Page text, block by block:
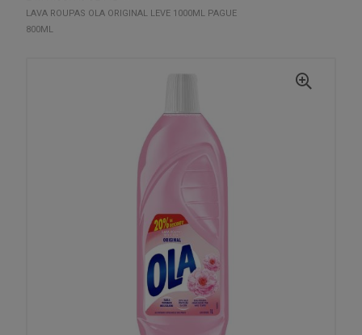
LAVA ROUPAS OLA ORIGINAL LEVE 1000ML PAGUE
800ML